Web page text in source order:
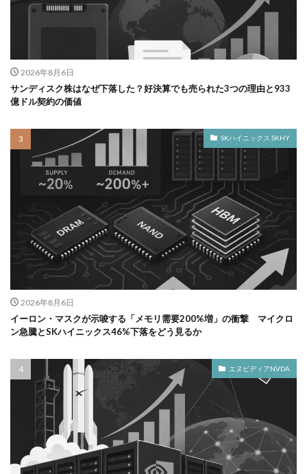
2026年8月6日
サンディスク株はなぜ下落した？好決算でも売られた3つの理由と933
億ドル契約の価値
SKハイニックス SKHY
2026年8月6日
イーロン・マスクが示唆する「メモリ需要200%増」の衝撃 マイクロ
ン急騰とSKハイニックス46%下落をどう見るか
エヌビディアNVDA